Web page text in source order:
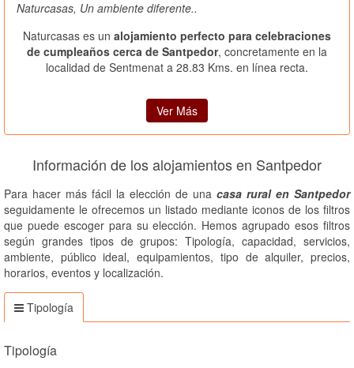
Naturcasas, Un ambiente diferente..
Naturcasas es un alojamiento perfecto para celebraciones
de cumpleaños cerca de Santpedor, concretamente en la
localidad de Sentmenat a 28.83 Kms. en línea recta.
Ver Más
Información de los alojamientos en Santpedor
Para hacer más fácil la elección de una casa rural en Santpedor
seguidamente le ofrecemos un listado mediante iconos de los filtros
que puede escoger para su elección. Hemos agrupado esos filtros
según grandes tipos de grupos: Tipología, capacidad, servicios,
ambiente, público ideal, equipamientos, tipo de alquiler, precios,
horarios, eventos y localización.
Tipología
Tipología